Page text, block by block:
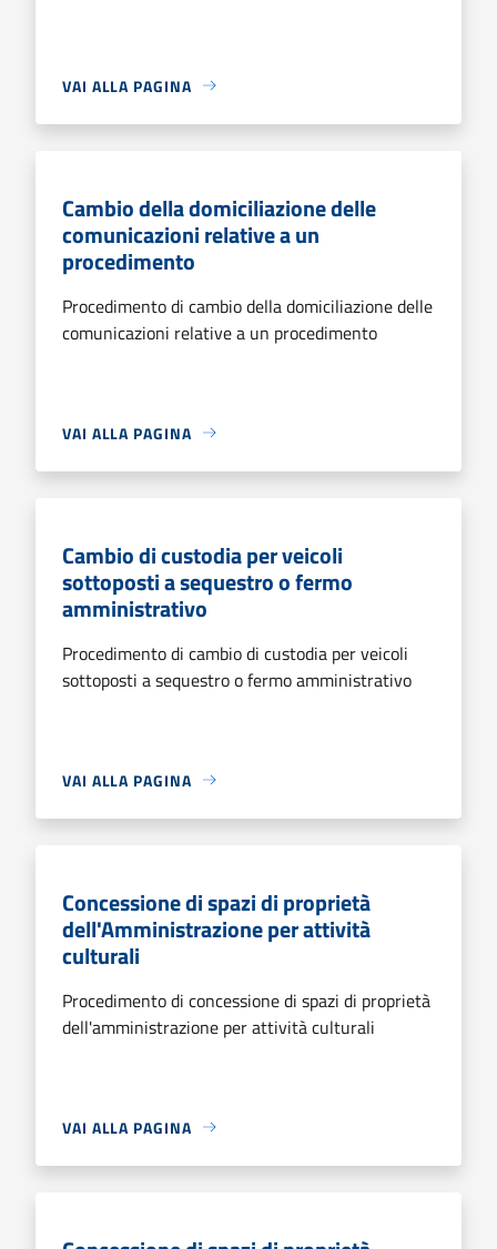
VAI ALLA PAGINA
Cambio della domiciliazione delle
comunicazioni relative a un
procedimento
Procedimento di cambio della domiciliazione delle
comunicazioni relative a un procedimento
VAI ALLA PAGINA
Cambio di custodia per veicoli
sottoposti a sequestro o fermo
amministrativo
Procedimento di cambio di custodia per veicoli
sottoposti a sequestro o fermo amministrativo
VAI ALLA PAGINA
Concessione di spazi di proprietà
dell'Amministrazione per attività
culturali
Procedimento di concessione di spazi di proprietà
dell'amministrazione per attività culturali
VAI ALLA PAGINA